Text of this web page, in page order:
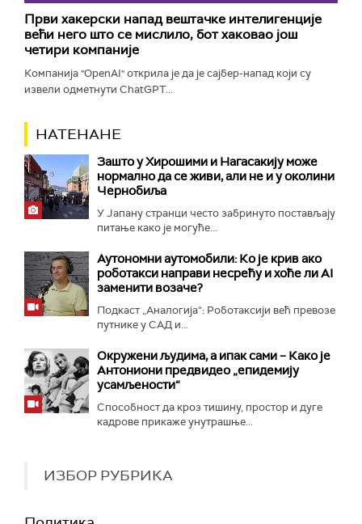
Први хакерски напад вештачке интелигенције
већи него што се мислило, бот хаковао још
четири компаније
Компанија "OpenAI" открила је да је сајбер-напад који су
извели одметнути ChatGPT...
НАТЕНАНЕ
Зашто у Хирошими и Нагасакију може
нормално да се живи, али не и у околини
Чернобиља
У Јапану странци често забринуто постављају
питање како је могуће...
Аутономни аутомобили: Ко је крив ако
роботакси направи несрећу и хоће ли AI
заменити возаче?
Подкаст „Аналогија“: Роботаксији већ превозе
путнике у САД и...
Окружени људима, а ипак сами – Како је
Антониони предвидео „епидемију
усамљености“
Способност да кроз тишину, простор и дуге
кадрове прикаже унутрашње...
ИЗБОР РУБРИКА